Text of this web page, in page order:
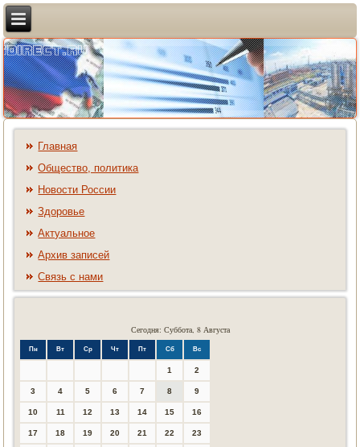
Главная
Общество, политика
Новости России
Здоровье
Актуальное
Архив записей
Связь с нами
Сегодня: Суббота, 8 Августа
Пн Вт Ср Чт Пт Сб Вс
1 2
3 4 5 6 7 8 9
10 11 12 13 14 15 16
17 18 19 20 21 22 23